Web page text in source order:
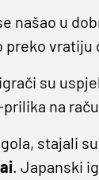
našao u
preko vratiju
su
na
stajali su
. Japanski